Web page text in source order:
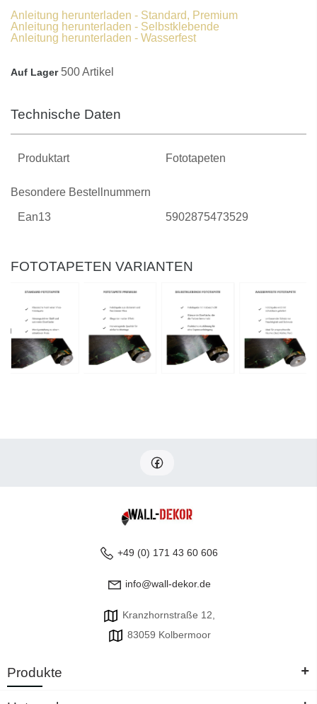
Anleitung herunterladen - Standard, Premium
Anleitung herunterladen - Selbstklebende
Anleitung herunterladen - Wasserfest
Auf Lager 500 Artikel
Technische Daten
Produktart Fototapeten
Besondere Bestellnummern
Ean13 5902875473529
FOTOTAPETEN VARIANTEN
+49 (0) 171 43 60 606
info@wall-dekor.de
Kranzhornstraße 12,
83059 Kolbermoor
Produkte +